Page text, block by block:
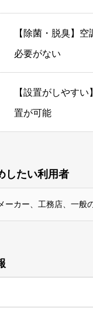
【除菌・脱臭】
必要がない
【設置がしやす
置が可能
したい利用者
ーカー、工務店、一般